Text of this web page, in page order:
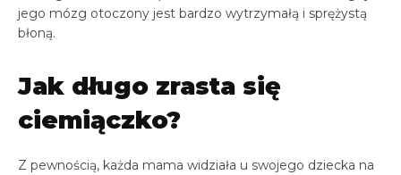
jego mózg otoczony jest bardzo wytrzymałą i sprężystą
błoną.
Jak długo zrasta się
ciemiączko?
Z pewnością, każda mama widziała u swojego dziecka na